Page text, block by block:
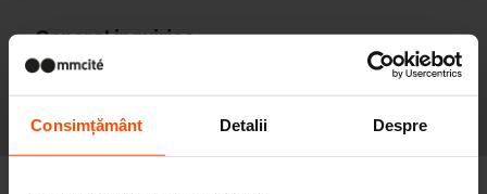
Consimțământ Detalii Despre
General inquiries:
info@mmcite.com